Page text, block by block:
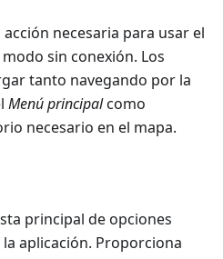
necesaria para usar el
sin conexión. Los
tanto navegando por la
Menú principalcomo
necesario en el mapa.
principal de opciones
aplicación. Proporciona